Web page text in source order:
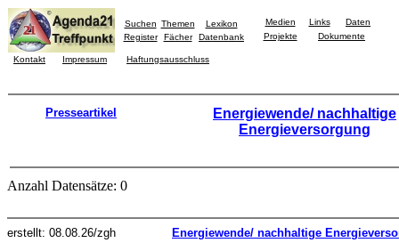
Suchen Themen
Lexikon
Register
Fächer Datenbank
Medien Links
Daten
Projekte
Dokumente
Kontakt Impressum Haftungsausschluss
Presseartikel
Energiewende/ nachhaltige
Energieversorgung
Anzahl Datensätze: 0
erstellt: 08.08.26/zgh Energiewende/ nachhaltige